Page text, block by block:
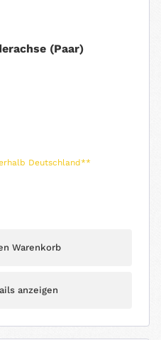
(Paar)
Deutschland**
Warenkorb
anzeigen